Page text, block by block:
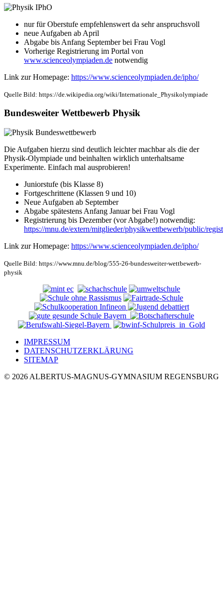
nur für Oberstufe empfehlenswert da sehr anspruchsvoll
neue Aufgaben ab April
Abgabe bis Anfang September bei Frau Vogl
Vorherige Registrierung im Portal von
www.scienceolympiaden.de notwendig
Link zur Homepage: https://www.scienceolympiaden.de/ipho/
Quelle Bild: https://de.wikipedia.org/wiki/Internationale_Physikolympiade
Bundesweiter Wettbewerb Physik
Die Aufgaben hierzu sind deutlich leichter machbar als die der
Physik-Olympiade und beinhalten wirklich unterhaltsame
Experimente. Einfach mal ausprobieren!
Juniorstufe (bis Klasse 8)
Fortgeschrittene (Klassen 9 und 10)
Neue Aufgaben ab September
Abgabe spätestens Anfang Januar bei Frau Vogl
Registrierung bis Dezember (vor Abgabe!) notwendig:
https://mnu.de/extern/mitglieder/physikwettbewerb/public/
Link zur Homepage: https://www.scienceolympiaden.de/ipho/
Quelle Bild: https://www.mnu.de/blog/555-26-bundesweiter-wettbewerb-
physik
IMPRESSUM
DATENSCHUTZERKLÄRUNG
SITEMAP
© 2026 ALBERTUS-MAGNUS-GYMNASIUM REGENSBURG